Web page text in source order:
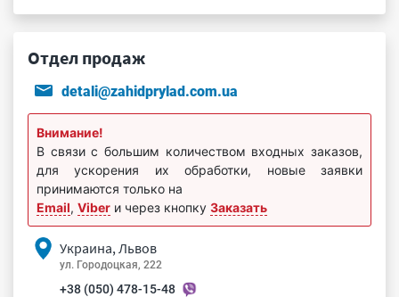
Отдел продаж
detali@zahidprylad.com.ua
Внимание!
В связи с большим количеством входных заказов,
для ускорения их обработки, новые заявки
принимаются только на
Email, Viber и через кнопку Заказать
Украина, Львов
ул. Городоцкая, 222
+38 (050) 478-15-48